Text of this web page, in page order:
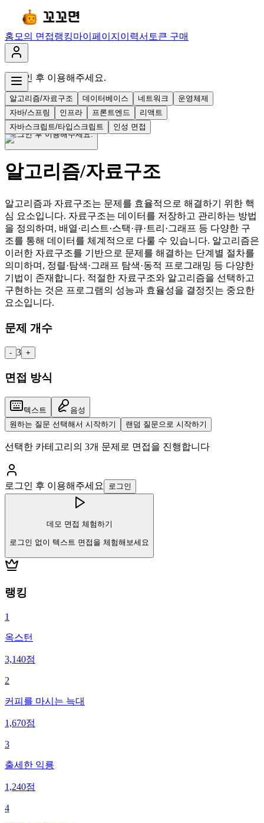
홈 모의 면접랭킹마이페이지 이력서 토큰 구매
로그인 후 이용해주세요.
마이페이지 로그아웃
홈모의 면접랭킹 마이페이지이력서토큰 구매
로그인 후 이용해주세요.
알고리즘/자료구조 데이터베이스 네트워크
운영체제
자바/스프링
인프라 프론트엔드
리액트
자바스크립트/타입스크립트
인성 면접
알고리즘/자료구조
알고리즘과 자료구조는 문제를 효율적으로 해결하기 위한 핵
심 요소입니다. 자료구조는 데이터를 저장하고 관리하는 방법
을 정의하며, 배열·리스트·스택·큐·트리·그래프 등 다양한 구
조를 통해 데이터를 체계적으로 다룰 수 있습니다. 알고리즘은
이러한 자료구조를 기반으로 문제를 해결하는 단계별 절차를
의미하며, 정렬·탐색·그래프 탐색·동적 프로그래밍 등 다양한
기법이 존재합니다. 적절한 자료구조와 알고리즘을 선택하고
구현하는 것은 프로그램의 성능과 효율성을 결정짓는 중요한
요소입니다.
문제 개수
- 3 +
면접 방식
텍스트
음성
원하는 질문 선택해서 시작하기
랜덤 질문으로 시작하기
선택한 카테고리의 3개 문제로 면접을 진행합니다
로그인 후 이용해주세요 로그인
데모 면접 체험하기
로그인 없이 텍스트 면접을 체험해보세요
랭킹
1
옥스턴
3,140점
2
커피를 마시는 늑대
1,670점
3
출세한 익룡
1,240점
4